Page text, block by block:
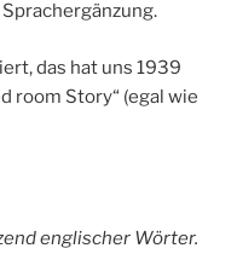
das hat uns 1939
room Story“ (egal wie
englischer Wörter.